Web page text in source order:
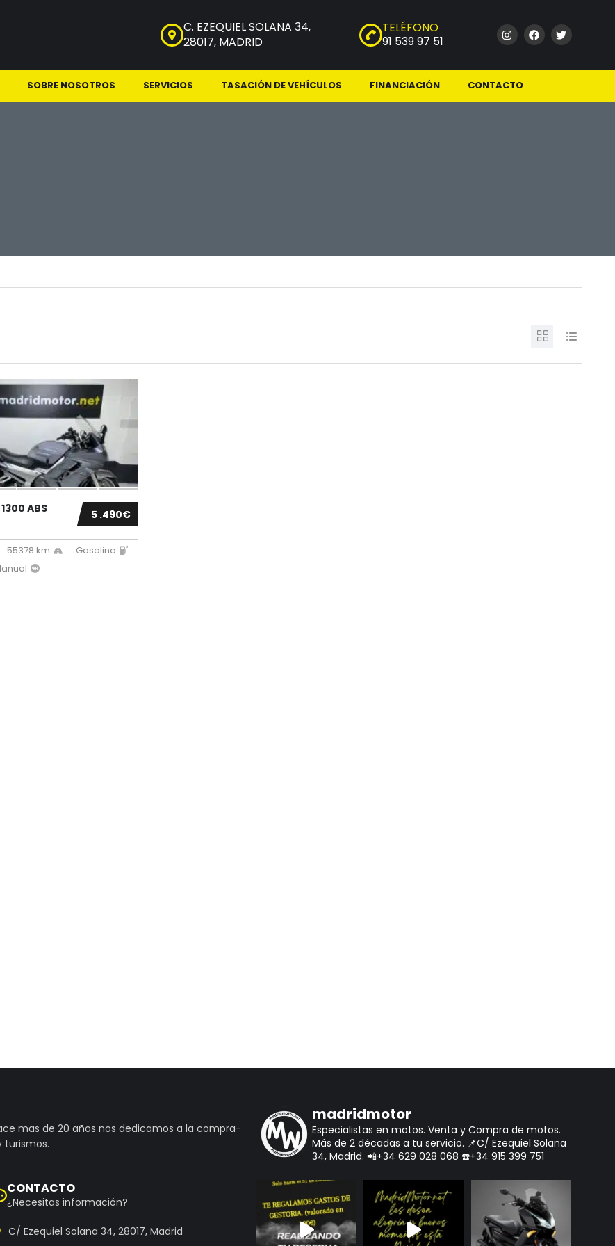
C. EZEQUIEL SOLANA 34,
28017, MADRID
TELÉFONO
91 539 97 51
SOBRE NOSOTROS SERVICIOS TASACIÓN DE VEHÍCULOS FINANCIACIÓN CONTACTO
5 .490€
ABS
55378 km
Gasolina
mas de 20 años nos dedicamos a la compra-
CONTACTO
¿Necesitas información?
C/ Ezequiel Solana 34, 28017, Madrid
madridmotor
Especialistas en motos. Venta y Compra de motos.
Más de 2 décadas a tu servicio. 📌C/ Ezequiel Solana
34, Madrid. 📲+34 629 028 068 ☎️+34 915 399 751